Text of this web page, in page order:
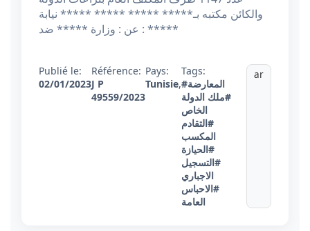
والكائن مكتبه بـ***** ***** ***** ***** نيابة
عن : وزارة ***** ضد : *****
Publié le:
02/01/2023
Référence:
J P
49559/2023
Pays:
Tunisie,
Tags:
#المعارضة
#ملك الدولة
الخاص
#التقادم
المكسب
#الحيازة
#التسجيل
الاجباري
#الاحباس
العامة
ar